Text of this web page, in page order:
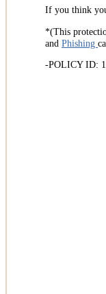
If you think
*(This
and Phishing
-POLICY ID: